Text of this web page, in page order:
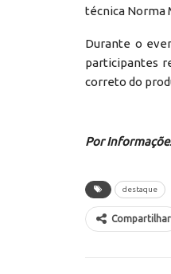
técnica Norma
Durante o
participantes
correto do
Por
destaque
Compartilhar